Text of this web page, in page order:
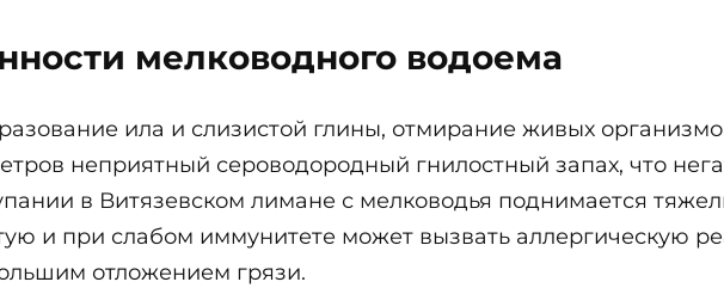
мелководного водоема
ила и слизистой глины, отмирание живых
неприятный сероводородный гнилостный запах, что
в Витязевском лимане с мелководья поднимается
и при слабом иммунитете может вызвать аллергическую
отложением грязи.